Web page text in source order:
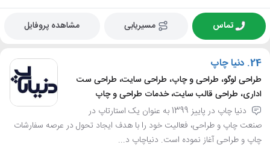
تماس مسیریابی مشاهده پروفایل
24. دنیا چاپ
طراحی لوگو، طراحی و چاپ، طراحی سایت، طراحی ست
اداری، طراحی قالب سایت، خدمات طراحی و چاپ
دنیا چاپ در پاییز 1399 به عنوان یک استارتاپ در
صنعت چاپ و طراحی، فعالیت خود را با هدف ایجاد تحول در عرصه سفارشات
چاپ و طراحی آغاز نموده است. دنیاچاپ د...